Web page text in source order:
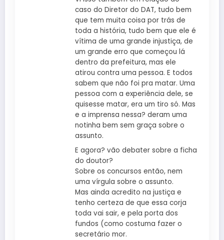
caso do Diretor do DAT, tudo bem
que tem muita coisa por trás de
toda a história, tudo bem que ele é
vítima de uma grande injustiça, de
um grande erro que começou lá
dentro da prefeitura, mas ele
atirou contra uma pessoa. E todos
sabem que não foi pra matar. Uma
pessoa com a experiência dele, se
quisesse matar, era um tiro só. Mas
e a imprensa nessa? deram uma
notinha bem sem graça sobre o
assunto.
E agora? vão debater sobre a ficha
do doutor?
Sobre os concursos então, nem
uma vírgula sobre o assunto.
Mas ainda acredito na justiça e
tenho certeza de que essa corja
toda vai sair, e pela porta dos
fundos (como costuma fazer o
secretário mor.